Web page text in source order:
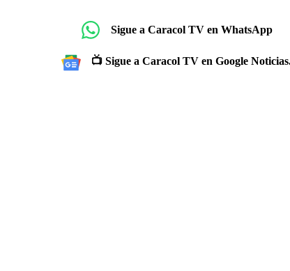
Sigue a Caracol TV en WhatsApp
📺 Sigue a Caracol TV en Google